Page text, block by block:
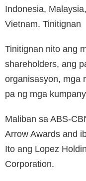
Indonesia,
Vietnam. Tinitignan
Tinitignan nito ang
shareholders, ang
organisasyon, mga
pa ng mga
Maliban sa ABS-
Arrow Awards and
Ito ang Lopez
Corporation.